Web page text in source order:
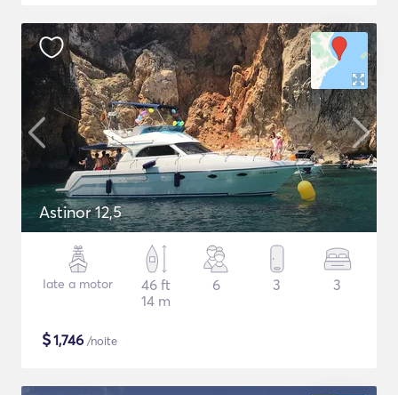
Astinor 12,5
Iate a motor
46 ft
14 m
6 3 3
$1,746 /noite